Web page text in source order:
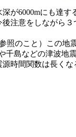
が6000mにも達す
注意をしながら３
照のこと）この地
千島などの津波地
時間関数は長く